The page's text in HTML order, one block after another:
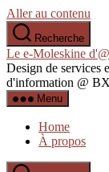
Aller au contenu
Recherche
Le e-Moleskine
Design de services
d'information @
Menu
Home
À propos